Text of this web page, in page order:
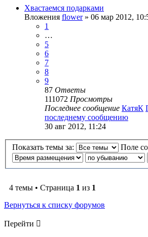
Хвастаемся подарками
Вложения flower» 06 мар 2012,
1
…
5
6
7
8
9
87 Ответы
111072 Просмотры
Последнее сообщение КатяК
последнему сообщению
30 авг 2012, 11:24
Показать темы за: Поле
4 темы • Страница 1 из 1
Вернуться к списку форумов
Перейти